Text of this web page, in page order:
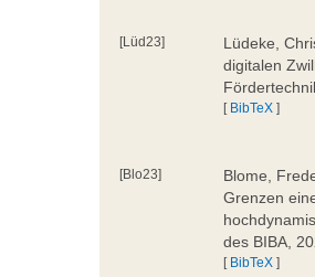
[Lüd23]
Lüdeke,
digitalen
[ BibTeX ]
[Blo23]
Blome,
Grenzen
des BIBA,
[ BibTeX ]